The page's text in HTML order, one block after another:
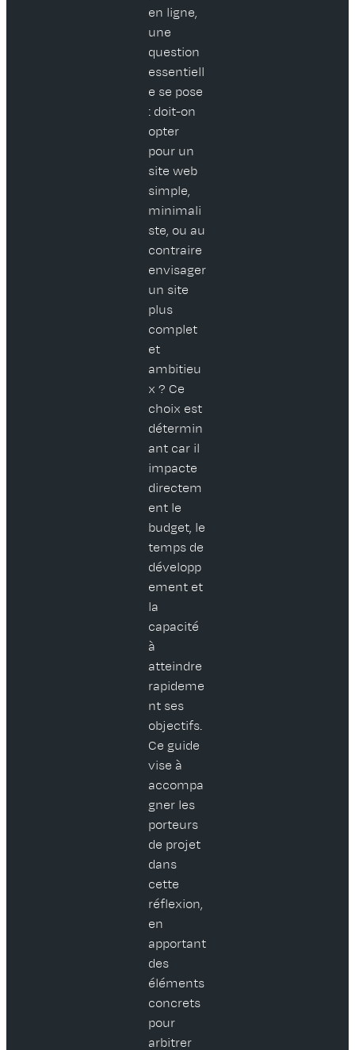
en ligne,
une
question
essentiell
e se pose
: doit-on
opter
pour un
site web
simple,
minimali
ste, ou au
contraire
envisager
un site
plus
complet
et
ambitieu
x ? Ce
choix est
détermin
ant car il
impacte
directem
ent le
budget, le
temps de
développ
ement et
la
capacité
à
atteindre
rapideme
nt ses
objectifs.
Ce guide
vise à
accompa
gner les
porteurs
de projet
dans
cette
réflexion,
en
apportant
des
éléments
concrets
pour
arbitrer